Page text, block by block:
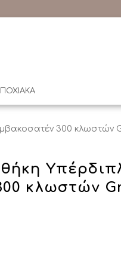
300 κλωστών
κλωστών